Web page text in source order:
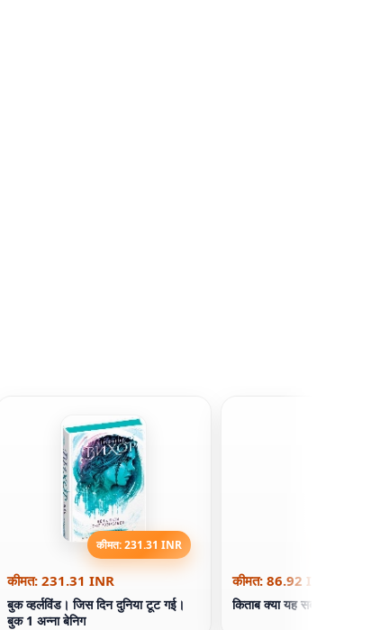
कीमत: 231.31 INR
कीमत: 231.31 INR
बुक व्हर्लविंड। जिस दिन दुनिया टूट गई।
बुक 1 अन्ना बेनिग
कीमत: 86.92 INR
किताब क्या यह सब भोजन के